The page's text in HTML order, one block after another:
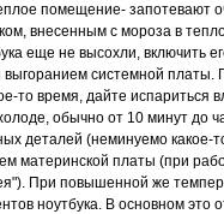
помещение- запотевают
внесенным с мороза в
еще не высохли, включить
выгоранием системной
то время, дайте
обычно от 10 минут до
деталей (неминуемо
материнской платы (при
При повышенной же
ноутбука. В основном это